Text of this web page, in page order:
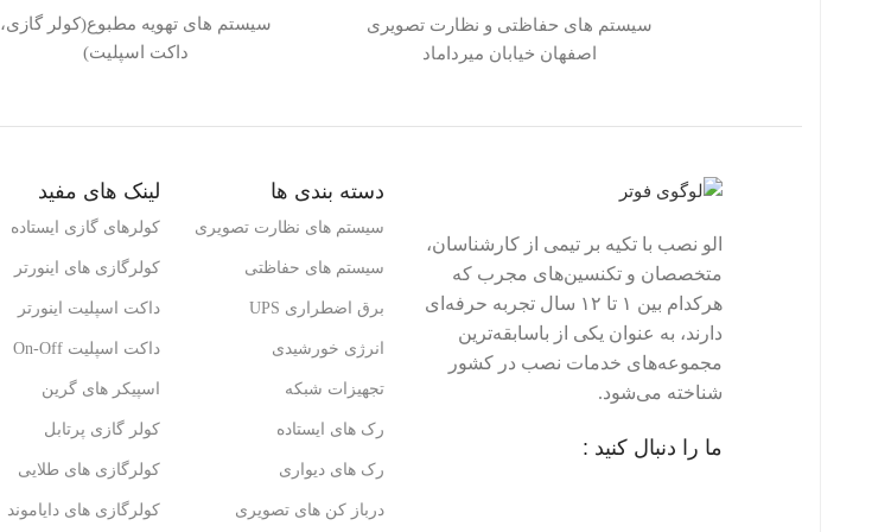
سیستم های حفاظتی و نظارت تصویری
اصفهان خیابان میرداماد
سیستم های تهویه مطبوع(کولر گازی،
داکت اسپلیت)
الو نصب با تکیه بر تیمی از کارشناسان،
متخصصان و تکنسین‌های مجرب که
هرکدام بین ۱ تا ۱۲ سال تجربه حرفه‌ای
دارند، به عنوان یکی از باسابقه‌ترین
مجموعه‌های خدمات نصب در کشور
شناخته می‌شود.
ما را دنبال کنید :
دسته بندی ها
سیستم های نظارت تصویری
سیستم های حفاظتی
برق اضطراری UPS
انرژی خورشیدی
تجهیزات شبکه
رک های ایستاده
رک های دیواری
درباز کن های تصویری
لینک های مفید
کولرهای گازی ایستاده
کولرگازی های اینورتر
داکت اسپلیت اینورتر
داکت اسپلیت On-Off
اسپیکر های گرین
کولر گازی پرتابل
کولرگازی های طلایی
کولرگازی های دایاموند